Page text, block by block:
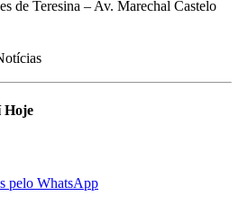
de Teresina – Av. Marechal Castelo
Hoje
pelo WhatsApp